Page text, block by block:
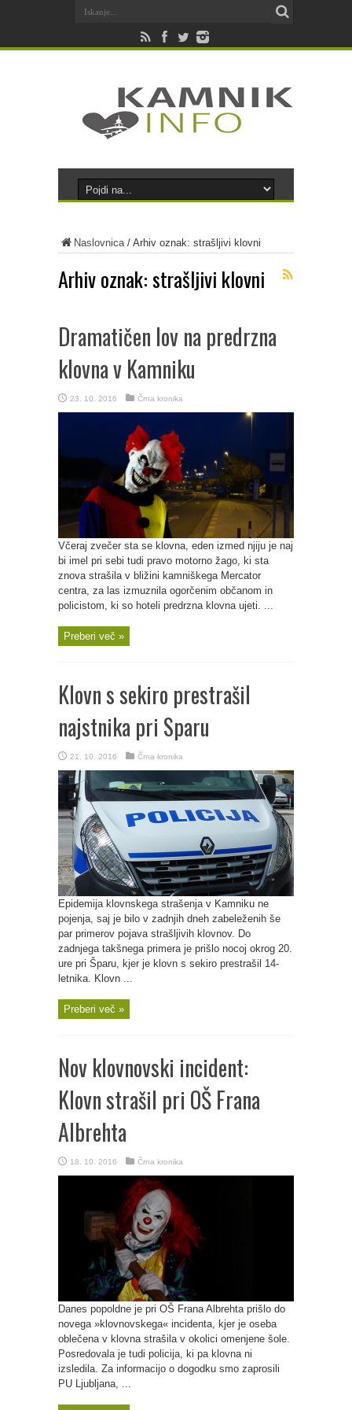
Naslovnica/ Arhiv oznak: strašljivi klovni
Arhiv oznak:strašljivi klovni
Dramatičen lov na predrzna
klovna v Kamniku
23. 10. 2016 Črna kronika
Včeraj zvečer sta se klovna, eden izmed njiju je naj
bi imel pri sebi tudi pravo motorno žago, ki sta
znova strašila v bližini kamniškega Mercator
centra, za las izmuznila ogorčenim občanom in
policistom, ki so hoteli predrzna klovna ujeti. ...
Preberi več »
Klovn s sekiro prestrašil
najstnika pri Sparu
21. 10. 2016 Črna kronika
Epidemija klovnskega strašenja v Kamniku ne
pojenja, saj je bilo v zadnjih dneh zabeleženih še
par primerov pojava strašljivih klovnov. Do
zadnjega takšnega primera je prišlo nocoj okrog 20.
ure pri Šparu, kjer je klovn s sekiro prestrašil 14-
letnika. Klovn ...
Preberi več »
Nov klovnovski incident:
Klovn strašil pri OŠ Frana
Albrehta
18. 10. 2016 Črna kronika
Danes popoldne je pri OŠ Frana Albrehta prišlo do
novega »klovnovskega« incidenta, kjer je oseba
oblečena v klovna strašila v okolici omenjene šole.
Posredovala je tudi policija, ki pa klovna ni
izsledila. Za informacijo o dogodku smo zaprosili
PU Ljubljana, ...